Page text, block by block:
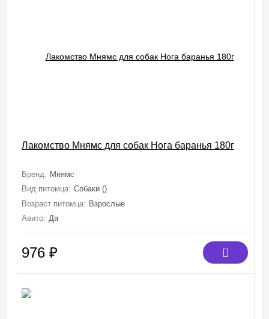
Лакомство Мнямс для собак Нога баранья 180г
Бренд: Мнямс
Вид питомца: Собаки ()
Возраст питомца: Взрослые
Авито: Да
976 ₽